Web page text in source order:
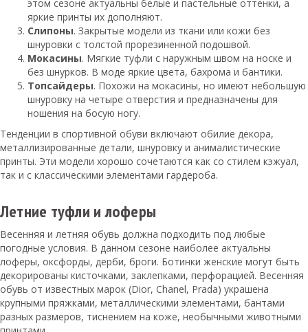
этом сезоне актуальны белые и пастельные оттенки, а
яркие принты их дополняют.
Слипоны. Закрытые модели из ткани или кожи без
шнуровки с толстой прорезиненной подошвой.
Мокасины. Мягкие туфли с наружным швом на носке и
без шнурков. В моде яркие цвета, бахрома и бантики.
Топсайдеры. Похожи на мокасины, но имеют небольшую
шнуровку на четыре отверстия и предназначены для
ношения на босую ногу.
Тенденции в спортивной обуви включают обилие декора,
металлизированные детали, шнуровку и анималистические
принты. Эти модели хорошо сочетаются как со стилем кэжуал,
так и с классическими элементами гардероба.
Летние туфли и лоферы
Весенняя и летняя обувь должна подходить под любые
погодные условия. В данном сезоне наиболее актуальны
лоферы, оксфорды, дерби, броги. Ботинки женские могут быть
декорированы кисточками, заклепками, перфорацией. Весенняя
обувь от известных марок (Dior, Chanel, Prada) украшена
крупными пряжками, металлическими элементами, бантами
разных размеров, тиснением на коже, необычными животными